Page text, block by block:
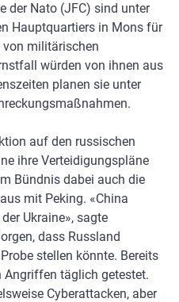
der Nato (JFC) sind unter
Hauptquartiers in Mons für
militärischen
würden von ihnen aus
planen sie unter
auf den russischen
ihre Verteidigungspläne
Bündnis dabei auch die
mit Peking. «China
Ukraine», sagte
dass Russland
stellen könnte. Bereits
täglich getestet.
Cyberattacken, aber